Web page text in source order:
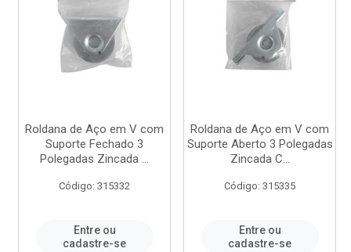
Roldana de Aço em V com
Suporte Fechado 3
Polegadas Zincada ...
Código: 315332
Entre ou
cadastre-se
Roldana de Aço em V com
Suporte Aberto 3 Polegadas
Zincada C...
Código: 315335
Entre ou
cadastre-se